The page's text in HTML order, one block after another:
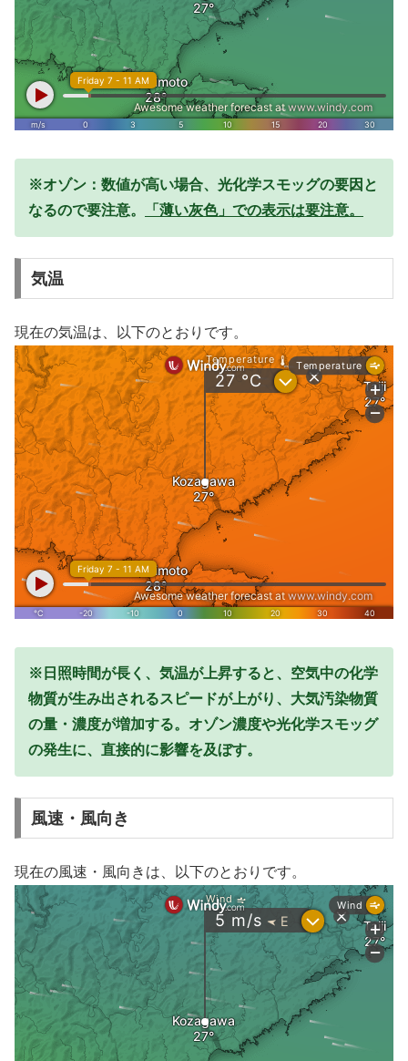
※オゾン：数値が高い場合、光化学スモッグの要因と
なるので要注意。
「薄い灰色」での表示は要注意。
気温
現在の気温は、以下のとおりです。
※日照時間が長く、気温が上昇すると、空気中の化学
物質が生み出されるスピードが上がり、大気汚染物質
の量・濃度が増加する。オゾン濃度や光化学スモッグ
の発生に、直接的に影響を及ぼす。
風速・風向き
現在の風速・風向きは、以下のとおりです。